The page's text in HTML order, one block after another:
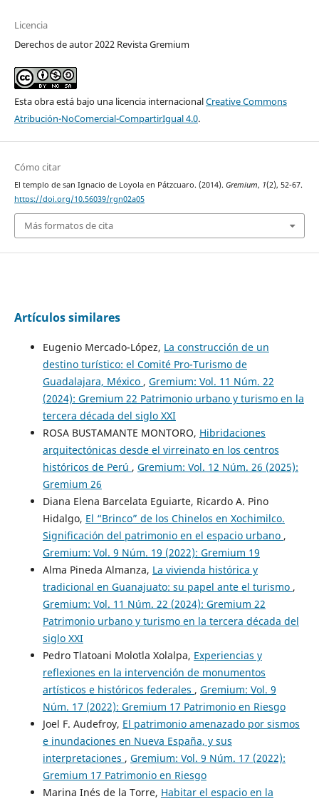
Licencia
Derechos de autor 2022 Revista Gremium
Esta obra está bajo una licencia internacionalCreative Commons
Atribución-NoComercial-CompartirIgual 4.0.
Cómo citar
El templo de san Ignacio de Loyola en Pátzcuaro. (2014). Gremium, 1(2), 52-67.
https://doi.org/10.56039/rgn02a05
Más formatos de cita
Artículos similares
Eugenio Mercado-López, La construcción de un
destino turístico: el Comité Pro-Turismo de
Guadalajara, México , Gremium: Vol. 11 Núm. 22
(2024): Gremium 22 Patrimonio urbano y turismo en la
tercera década del siglo XXI
ROSA BUSTAMANTE MONTORO, Hibridaciones
arquitectónicas desde el virreinato en los centros
históricos de Perú , Gremium: Vol. 12 Núm. 26 (2025):
Gremium 26
Diana Elena Barcelata Eguiarte, Ricardo A. Pino
Hidalgo, El “Brinco” de los Chinelos en Xochimilco.
Significación del patrimonio en el espacio urbano ,
Gremium: Vol. 9 Núm. 19 (2022): Gremium 19
Alma Pineda Almanza, La vivienda histórica y
tradicional en Guanajuato: su papel ante el turismo ,
Gremium: Vol. 11 Núm. 22 (2024): Gremium 22
Patrimonio urbano y turismo en la tercera década del
siglo XXI
Pedro Tlatoani Molotla Xolalpa, Experiencias y
reflexiones en la intervención de monumentos
artísticos e históricos federales , Gremium: Vol. 9
Núm. 17 (2022): Gremium 17 Patrimonio en Riesgo
Joel F. Audefroy, El patrimonio amenazado por sismos
e inundaciones en Nueva España, y sus
interpretaciones , Gremium: Vol. 9 Núm. 17 (2022):
Gremium 17 Patrimonio en Riesgo
Marina Inés de la Torre, Habitar el espacio en la